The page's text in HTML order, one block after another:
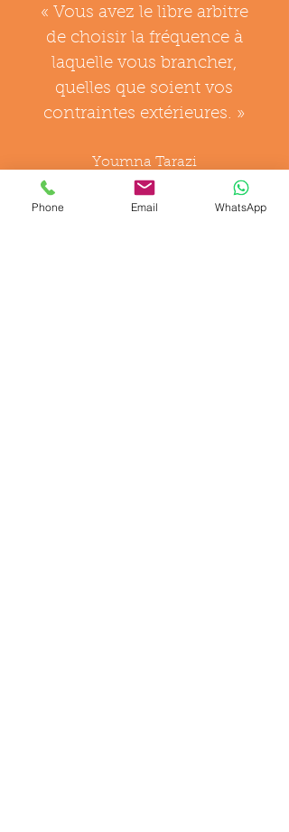
« Vous avez le libre arbitre
de choisir la fréquence à
laquelle vous brancher,
quelles que soient vos
contraintes extérieures. »
Youmna Tarazi
Phone Email WhatsApp